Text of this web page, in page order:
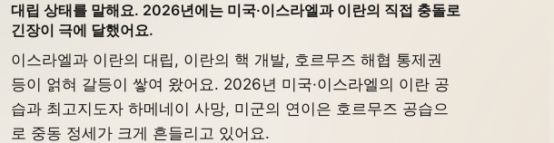
대립 상태를 말해요. 2026년에는 미국·이스라엘과 이란의 직접 충돌로
긴장이 극에 달했어요.
이스라엘과 이란의 대립, 이란의 핵 개발, 호르무즈 해협 통제권
등이 얽혀 갈등이 쌓여 왔어요. 2026년 미국·이스라엘의 이란 공
습과 최고지도자 하메네이 사망, 미군의 연이은 호르무즈 공습으
로 중동 정세가 크게 흔들리고 있어요.